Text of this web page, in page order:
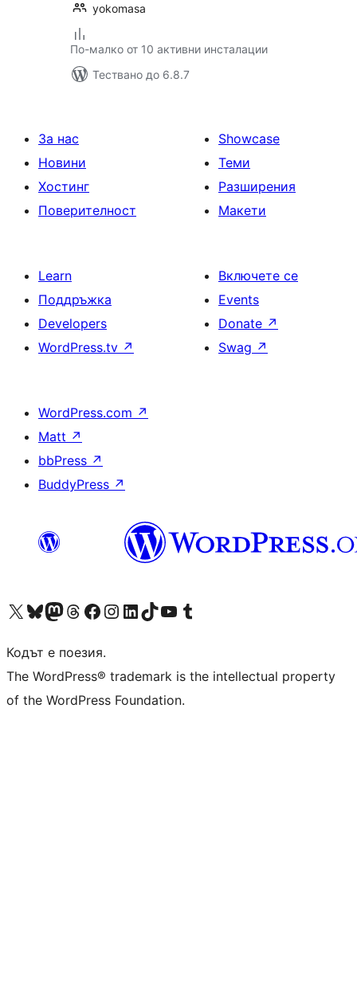
yokomasa
По-малко от 10 активни инсталации
Тествано до 6.8.7
За нас
Новини
Хостинг
Поверителност
Showcase
Теми
Разширения
Макети
Learn
Поддръжка
Developers
WordPress.tv ↗
Включете се
Events
Donate ↗
Swag ↗
WordPress.com ↗
Matt ↗
bbPress ↗
BuddyPress ↗
Visit our X (formerly Twitter) account
Visit our Bluesky account
Visit our Mastodon account
Visit our Threads account
Посетете нашата страница във Facebook
Посетете нашия профил в Instagram
Посетете нашия профил в LinkedIn
Visit our TikTok account
Visit our YouTube channel
Visit our Tumblr account
Кодът е поезия.
The WordPress® trademark is the intellectual property
of the WordPress Foundation.